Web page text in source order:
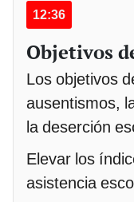
12:36
Objetivos
Los objetivos
ausentismos,
la deserción
Elevar los
asistencia